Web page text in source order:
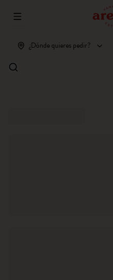
Abrir menu de navegación
¿Dónde quieres pedir?